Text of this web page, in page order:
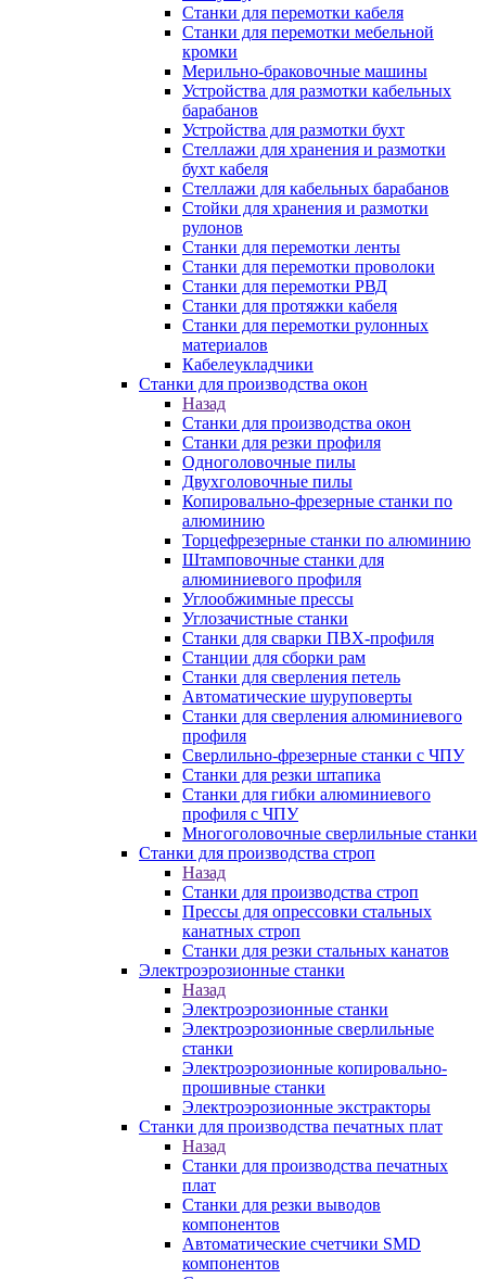
Станки для перемотки кабеля
Станки для перемотки мебельной
кромки
Мерильно-браковочные машины
Устройства для размотки кабельных
барабанов
Устройства для размотки бухт
Стеллажи для хранения и размотки
бухт кабеля
Стеллажи для кабельных барабанов
Стойки для хранения и размотки
рулонов
Станки для перемотки ленты
Станки для перемотки проволоки
Станки для перемотки РВД
Станки для протяжки кабеля
Станки для перемотки рулонных
материалов
Кабелеукладчики
Станки для производства окон
Назад
Станки для производства окон
Станки для резки профиля
Одноголовочные пилы
Двухголовочные пилы
Копировально-фрезерные станки по
алюминию
Торцефрезерные станки по алюминию
Штамповочные станки для
алюминиевого профиля
Углообжимные прессы
Углозачистные станки
Станки для сварки ПВХ-профиля
Станции для сборки рам
Станки для сверления петель
Автоматические шуруповерты
Станки для сверления алюминиевого
профиля
Сверлильно-фрезерные станки с ЧПУ
Станки для резки штапика
Станки для гибки алюминиевого
профиля с ЧПУ
Многоголовочные сверлильные станки
Станки для производства строп
Назад
Станки для производства строп
Прессы для опрессовки стальных
канатных строп
Станки для резки стальных канатов
Электроэрозионные станки
Назад
Электроэрозионные станки
Электроэрозионные сверлильные
станки
Электроэрозионные копировально-
прошивные станки
Электроэрозионные экстракторы
Станки для производства печатных плат
Назад
Станки для производства печатных
плат
Станки для резки выводов
компонентов
Автоматические счетчики SMD
компонентов